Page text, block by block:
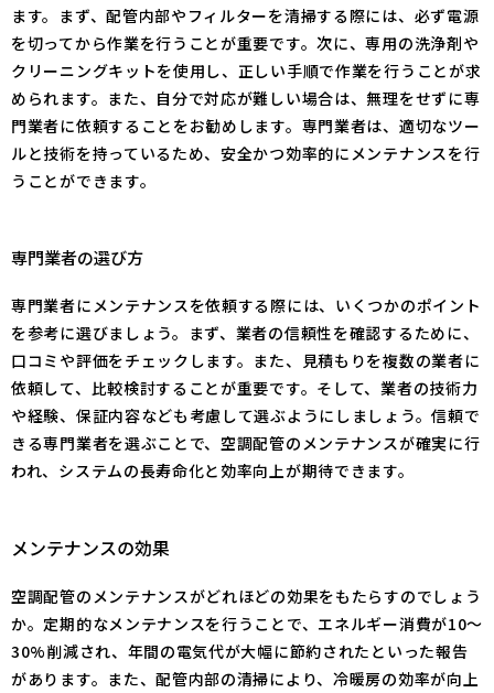
ます。まず、配管内部やフィルターを清掃する際には、必ず電源
を切ってから作業を行うことが重要です。次に、専用の洗浄剤や
クリーニングキットを使用し、正しい手順で作業を行うことが求
められます。また、自分で対応が難しい場合は、無理をせずに専
門業者に依頼することをお勧めします。専門業者は、適切なツー
ルと技術を持っているため、安全かつ効率的にメンテナンスを行
うことができます。
専門業者の選び方
専門業者にメンテナンスを依頼する際には、いくつかのポイント
を参考に選びましょう。まず、業者の信頼性を確認するために、
口コミや評価をチェックします。また、見積もりを複数の業者に
依頼して、比較検討することが重要です。そして、業者の技術力
や経験、保証内容なども考慮して選ぶようにしましょう。信頼で
きる専門業者を選ぶことで、空調配管のメンテナンスが確実に行
われ、システムの長寿命化と効率向上が期待できます。
メンテナンスの効果
空調配管のメンテナンスがどれほどの効果をもたらすのでしょう
か。定期的なメンテナンスを行うことで、エネルギー消費が10〜
30%削減され、年間の電気代が大幅に節約されたといった報告
があります。また、配管内部の清掃により、冷暖房の効率が向上